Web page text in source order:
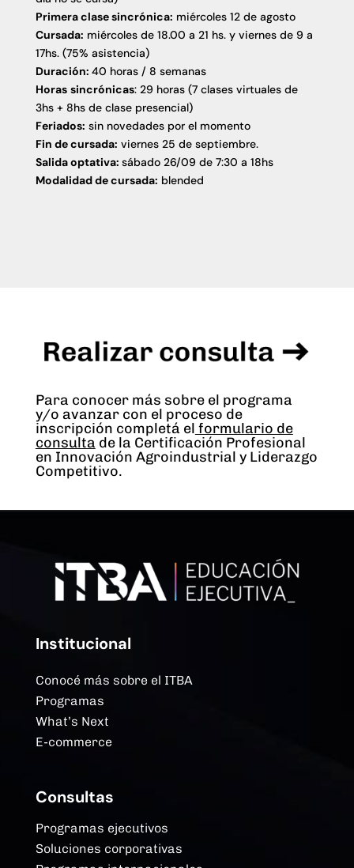
Primera clase sincrónica: miércoles 12 de agosto
Cursada: miércoles de 18.00 a 21 hs. y viernes de 9 a
17hs. (75% asistencia)
Duración: 40 horas / 8 semanas
Horas sincrónicas: 29 horas (7 clases virtuales de
3hs + 8hs de clase presencial)
Feriados: sin novedades por el momento
Fin de cursada: viernes 25 de septiembre.
Salida optativa: sábado 26/09 de 7:30 a 18hs
Modalidad de cursada: blended
Para conocer más sobre el programa
y/o avanzar con el proceso de
inscripción completá el formulario de
consulta de la Certificación Profesional
en Innovación Agroindustrial y Liderazgo
Competitivo.
Institucional
Conocé más sobre el ITBA
Programas
What’s Next
E-commerce
Consultas
Programas ejecutivos
Soluciones corporativas